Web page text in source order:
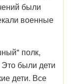
были
военные
полк,
Это были дети
дети. Все